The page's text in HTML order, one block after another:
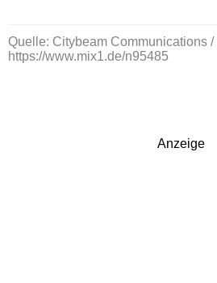
Quelle: Citybeam Communications /
https://www.mix1.de/n95485
Anzeige